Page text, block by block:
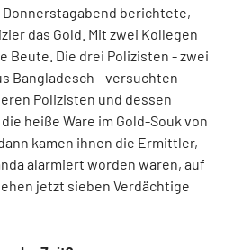
Donnerstagabend berichtete,
das Gold. Mit zwei Kollegen
Beute. Die drei Polizisten - zwei
Bangladesch - versuchten
Polizisten und dessen
heiße Ware im Gold-Souk von
kamen ihnen die Ermittler,
alarmiert worden waren, auf
jetzt sieben Verdächtige